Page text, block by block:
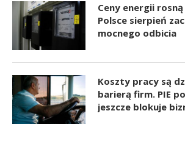
Ceny energii
Polsce sierpień
mocnego odbicia
Koszty pracy są
barierą firm. PIE
jeszcze blokuje